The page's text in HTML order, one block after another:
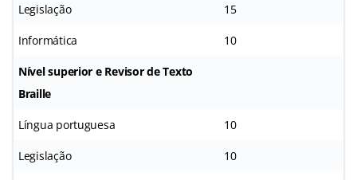
Legislação 15
Informática 10
Nível superior e Revisor de Texto
Braille
Língua portuguesa 10
Legislação 10